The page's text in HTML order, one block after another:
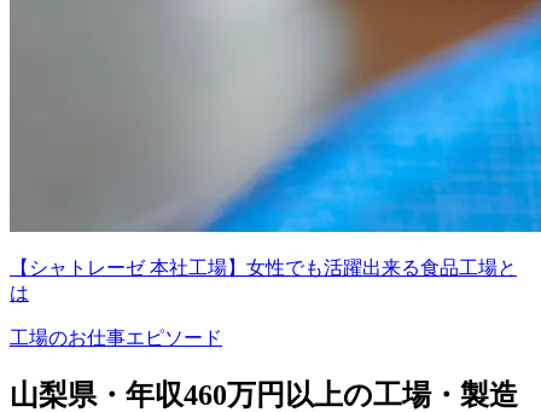
【シャトレーゼ 本社工場】女性でも活躍出来る食品工場と
は
工場のお仕事エピソード
山梨県・年収460万円以上の工場・製造